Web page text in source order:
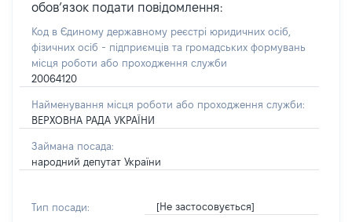
обов’язок подати повідомлення:
Код в Єдиному державному реєстрі юридичних осіб,
фізичних осіб - підприємців та громадських формувань
місця роботи або проходження служби
20064120
Найменування місця роботи або проходження служби:
ВЕРХОВНА РАДА УКРАЇНИ
Займана посада:
народний депутат України
Тип посади: [Не застосовується]